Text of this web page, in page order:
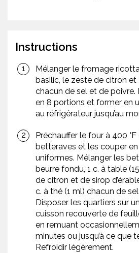
Instructions
Mélanger le fromage
basilic, le zeste de citron et
chacun de sel et de poivre.
en 8 portions et former en
au réfrigérateur jusqu’au
Préchauffer le four à 400 °F
betteraves et les couper
uniformes. Mélanger les
beurre fondu, 1 c. à table
de citron et de sirop
c. à thé (1 ml) chacun de
Disposer les quartiers sur
cuisson recouverte de
en remuant
minutes ou jusqu’à ce que
Refroidir légèrement.